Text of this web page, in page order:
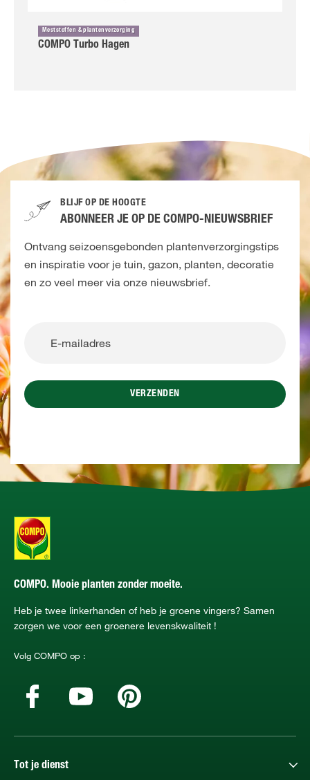
Meststoffen & plantenverzorging
COMPO Turbo Hagen
BLIJF OP DE HOOGTE
ABONNEER JE OP DE COMPO-NIEUWSBRIEF
Ontvang seizoensgebonden plantenverzorgingstips
en inspiratie voor je tuin, gazon, planten, decoratie
en zo veel meer via onze nieuwsbrief.
VERZENDEN
COMPO. Mooie planten zonder moeite.
Heb je twee linkerhanden of heb je groene vingers? Samen
zorgen we voor een groenere levenskwaliteit !
Volg COMPO op :
Tot je dienst